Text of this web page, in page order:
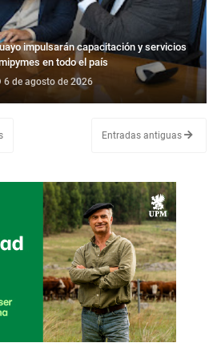
impulsarán capacitación y servicios
en todo el país
6 de agosto de 2026
Entradas antiguas